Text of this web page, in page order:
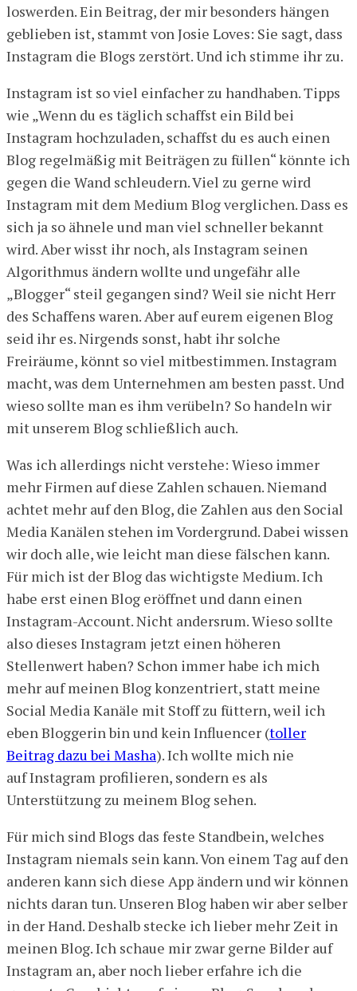
loswerden. Ein Beitrag, der mir besonders hängen
geblieben ist, stammt von Josie Loves: Sie sagt, dass
Instagram die Blogs zerstört. Und ich stimme ihr zu.
Instagram ist so viel einfacher zu handhaben. Tipps
wie „Wenn du es täglich schaffst ein Bild bei
Instagram hochzuladen, schaffst du es auch einen
Blog regelmäßig mit Beiträgen zu füllen“ könnte ich
gegen die Wand schleudern. Viel zu gerne wird
Instagram mit dem Medium Blog verglichen. Dass es
sich ja so ähnele und man viel schneller bekannt
wird. Aber wisst ihr noch, als Instagram seinen
Algorithmus ändern wollte und ungefähr alle
„Blogger“ steil gegangen sind? Weil sie nicht Herr
des Schaffens waren. Aber auf eurem eigenen Blog
seid ihr es. Nirgends sonst, habt ihr solche
Freiräume, könnt so viel mitbestimmen. Instagram
macht, was dem Unternehmen am besten passt. Und
wieso sollte man es ihm verübeln? So handeln wir
mit unserem Blog schließlich auch.
Was ich allerdings nicht verstehe: Wieso immer
mehr Firmen auf diese Zahlen schauen. Niemand
achtet mehr auf den Blog, die Zahlen aus den Social
Media Kanälen stehen im Vordergrund. Dabei wissen
wir doch alle, wie leicht man diese fälschen kann.
Für mich ist der Blog das wichtigste Medium. Ich
habe erst einen Blog eröffnet und dann einen
Instagram-Account. Nicht andersrum. Wieso sollte
also dieses Instagram jetzt einen höheren
Stellenwert haben? Schon immer habe ich mich
mehr auf meinen Blog konzentriert, statt meine
Social Media Kanäle mit Stoff zu füttern, weil ich
eben Bloggerin bin und kein Influencer (toller
Beitrag dazu bei Masha). Ich wollte mich nie
auf Instagram profilieren, sondern es als
Unterstützung zu meinem Blog sehen.
Für mich sind Blogs das feste Standbein, welches
Instagram niemals sein kann. Von einem Tag auf den
anderen kann sich diese App ändern und wir können
nichts daran tun. Unseren Blog haben wir aber selber
in der Hand. Deshalb stecke ich lieber mehr Zeit in
meinen Blog. Ich schaue mir zwar gerne Bilder auf
Instagram an, aber noch lieber erfahre ich die